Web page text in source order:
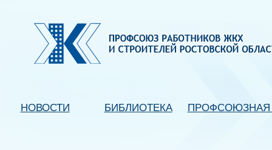
НОВОСТИ БИБЛИОТЕКА